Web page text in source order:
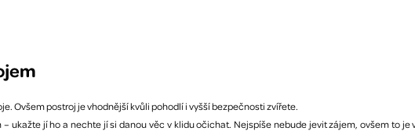
Ovšem postroj je vhodnější kvůli pohodlí i vyšší bezpečnosti zvířete.
ukažte jí ho a nechte jí si danou věc v klidu očichat. Nejspíše nebude jevit zájem, ovšem to je